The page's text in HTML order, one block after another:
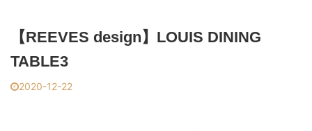
【REEVES design】LOUIS DINING
TABLE3
2020-12-22